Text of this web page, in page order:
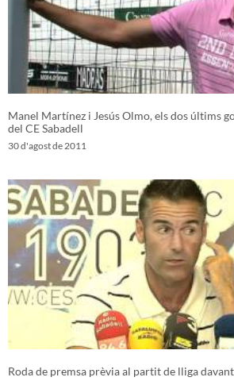
Manel Martínez i Jesús Olmo, els dos últims
del CE Sabadell
30 d'agost de 2011
Roda de premsa prèvia al partit de lliga